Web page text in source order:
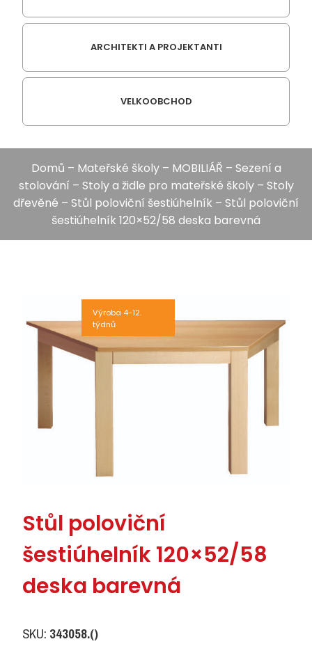
ARCHITEKTI A PROJEKTANTI
VELKOOBCHOD
Domů – Mateřské školy– MOBILIÁŘ – Sezení a
stolování – Stoly a židle pro mateřské školy– Stoly
dřevěné – Stůl poloviční šestiúhelník – Stůl poloviční
šestiúhelník 120×52/58 deska barevná
Výroba 4-12.
týdnů
Stůl poloviční
šestiúhelník 120×52/58
deska barevná
SKU: 343058.()